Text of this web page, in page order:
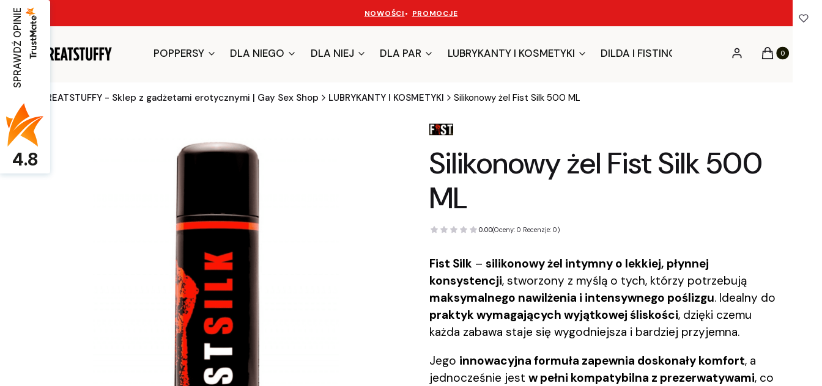
NOWOŚCI• PROMOCJE
POPPERSY DLA NIEGO DLA NIEJ DLA PAR LUBRYKANTY I KOSMETYKI DILDA I FISTING BDSM I FETYSZ
Zaloguj sięProdukty w
Koszyk
GREATSTUFFY - Sklep z gadżetami erotycznymi | Gay Sex Shop LUBRYKANTY I KOSMETYKI Silikonowy żel Fist Silk 500 ML
Silikonowy żel Fist Silk 500
ML
0.00(Oceny: 0 Recenzje: 0)
Fist Silk – silikonowy żel intymny o lekkiej, płynnej
konsystencji, stworzony z myślą o tych, którzy potrzebują
maksymalnego nawilżenia i intensywnego poślizgu. Idealny do
praktyk wymagających wyjątkowej śliskości, dzięki czemu
każda zabawa staje się wygodniejsza i bardziej przyjemna.
Jego innowacyjna formuła zapewnia doskonały komfort, a
jednocześnie jest w pełni kompatybilna z prezerwatywami, co
SPRAWDŹ OPINIE
4.8